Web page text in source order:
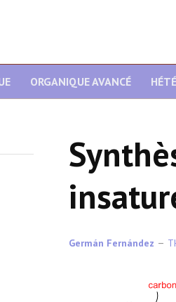
ORGANIQUE AVANCÉ
Germán Fernández